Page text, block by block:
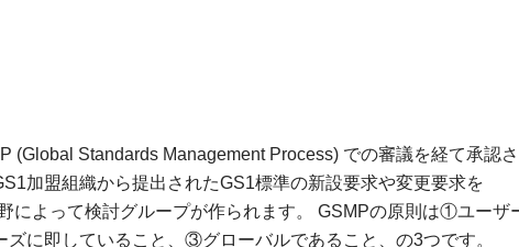
(Global Standards Management Process) での審議を経て承認さ
加盟組織から提出されたGS1標準の新設要求や変更要求を
によって検討グループが作られます。 GSMPの原則は①ユーザ
に即していること、③グローバルであること、の3つです。